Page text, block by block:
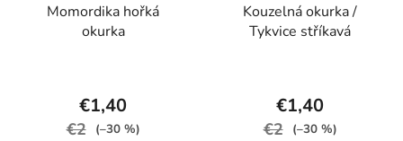
Momordika hořká
okurka
€1,40
€2 (–30 %)
Kouzelná okurka /
Tykvice stříkavá
€1,40
€2 (–30 %)